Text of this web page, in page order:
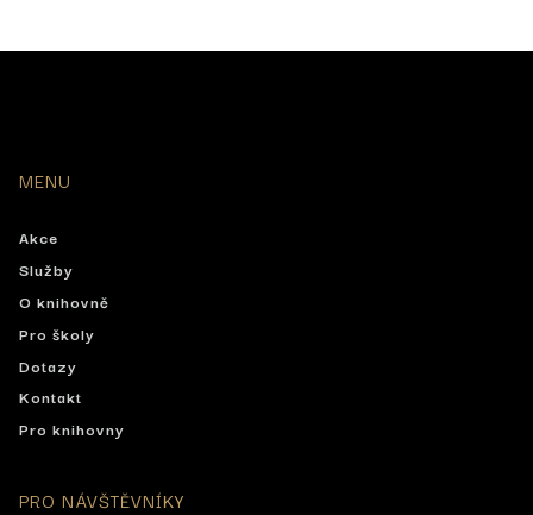
MENU
Akce
Služby
O knihovně
Pro školy
Dotazy
Kontakt
Pro knihovny
PRO NÁVŠTĚVNÍKY